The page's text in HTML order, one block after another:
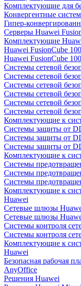
Комплектующие для
Конвергентные
Гипер-
Серверы Huawei
Комплектующие
Huawei FusionCube
Huawei FusionCube
Системы сетевой
Системы сетевой
Системы сетевой
Системы сетевой
Системы сетевой
Системы сетевой
Комплектующие к
Системы защиты от
Системы защиты от
Системы защиты от
Комплектующие к
Системы
Системы
Системы
Комплектующие к
Huawei
Сетевые шлюзы
Сетевые шлюзы
Системы контроля
Системы контроля
Комплектующие к
Huawei
Безопасная рабочая
AnyOffice
Решения Huawei